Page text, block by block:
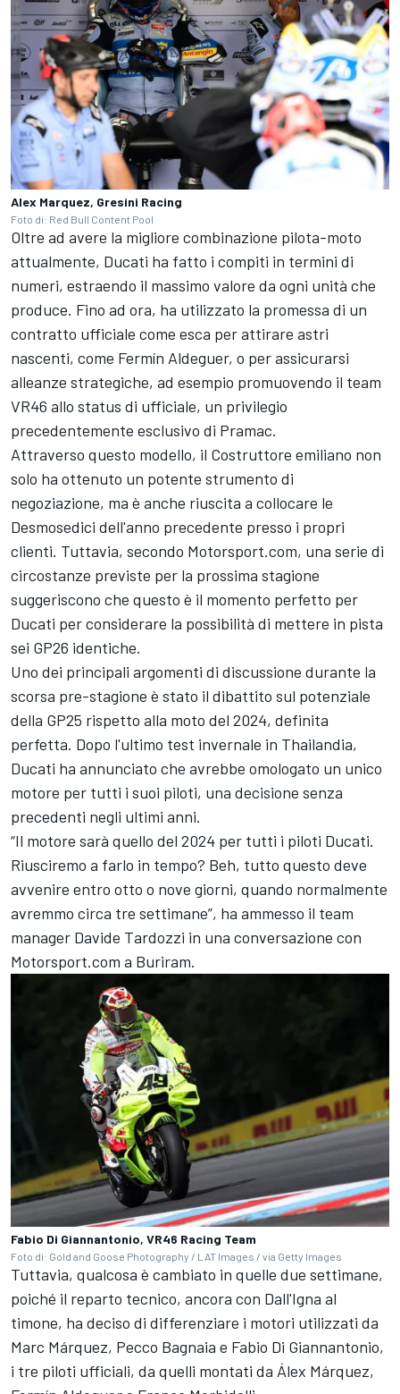
Alex Marquez, Gresini Racing
Foto di: Red Bull Content Pool
Oltre ad avere la migliore combinazione pilota-moto
attualmente, Ducati ha fatto i compiti in termini di
numeri, estraendo il massimo valore da ogni unità che
produce. Fino ad ora, ha utilizzato la promessa di un
contratto ufficiale come esca per attirare astri
nascenti, come Fermín Aldeguer, o per assicurarsi
alleanze strategiche, ad esempio promuovendo il team
VR46 allo status di ufficiale, un privilegio
precedentemente esclusivo di Pramac.
Attraverso questo modello, il Costruttore emiliano non
solo ha ottenuto un potente strumento di
negoziazione, ma è anche riuscita a collocare le
Desmosedici dell'anno precedente presso i propri
clienti. Tuttavia, secondo Motorsport.com, una serie di
circostanze previste per la prossima stagione
suggeriscono che questo è il momento perfetto per
Ducati per considerare la possibilità di mettere in pista
sei GP26 identiche.
Uno dei principali argomenti di discussione durante la
scorsa pre-stagione è stato il dibattito sul potenziale
della GP25 rispetto alla moto del 2024, definita
perfetta. Dopo l'ultimo test invernale in Thailandia,
Ducati ha annunciato che avrebbe omologato un unico
motore per tutti i suoi piloti, una decisione senza
precedenti negli ultimi anni.
“Il motore sarà quello del 2024 per tutti i piloti Ducati.
Riusciremo a farlo in tempo? Beh, tutto questo deve
avvenire entro otto o nove giorni, quando normalmente
avremmo circa tre settimane”, ha ammesso il team
manager Davide Tardozzi in una conversazione con
Motorsport.com a Buriram.
Fabio Di Giannantonio, VR46 Racing Team
Foto di: Gold and Goose Photography / LAT Images / via Getty Images
Tuttavia, qualcosa è cambiato in quelle due settimane,
poiché il reparto tecnico, ancora con Dall'Igna al
timone, ha deciso di differenziare i motori utilizzati da
Marc Márquez, Pecco Bagnaia e Fabio Di Giannantonio,
i tre piloti ufficiali, da quelli montati da Álex Márquez,